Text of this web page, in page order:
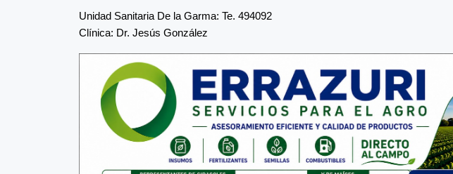
Unidad Sanitaria De la Garma: Te. 494092
Clínica: Dr. Jesús González